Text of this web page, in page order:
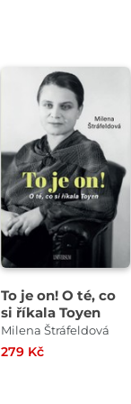
To je on! O té, co
si říkala Toyen
Milena Štráfeldová
279 Kč